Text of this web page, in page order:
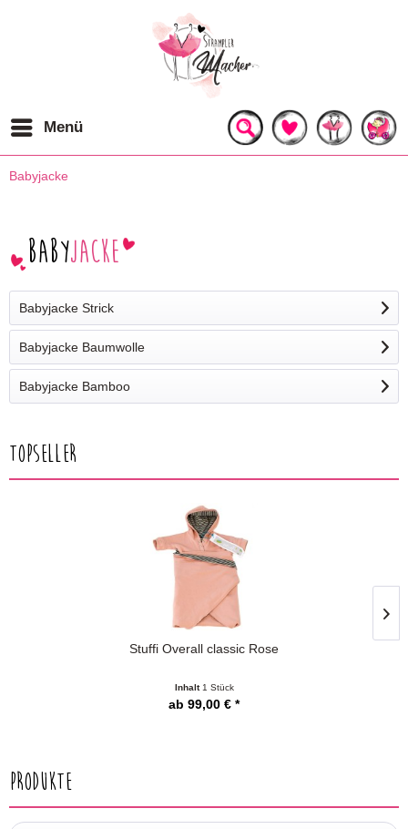
Menü
Babyjacke
Babyjacke
Babyjacke Strick
Babyjacke Baumwolle
Babyjacke Bamboo
Topseller
Stuffi Overall classic Rose
Inhalt 1 Stück
ab 99,00 € *
Produkte